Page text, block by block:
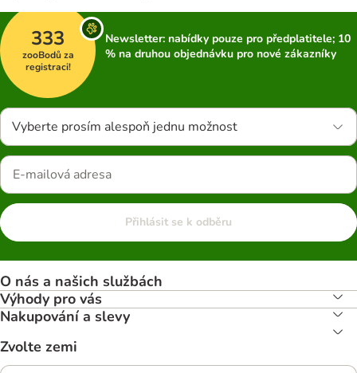
333
zooBodů za
registraci!
Newsletter: nabídky pouze pro předplatitele; 10
% na druhou objednávku pro nové zákazníky
Vyberte prosím alespoň jednu možnost
Přihlásit se k odběru
O nás a našich službách
Výhody pro vás
Nakupování a slevy
Zvolte zemi